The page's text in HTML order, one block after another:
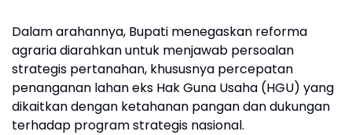
Dalam arahannya, Bupati menegaskan reforma
agraria diarahkan untuk menjawab persoalan
strategis pertanahan, khususnya percepatan
penanganan lahan eks Hak Guna Usaha (HGU) yang
dikaitkan dengan ketahanan pangan dan dukungan
terhadap program strategis nasional.